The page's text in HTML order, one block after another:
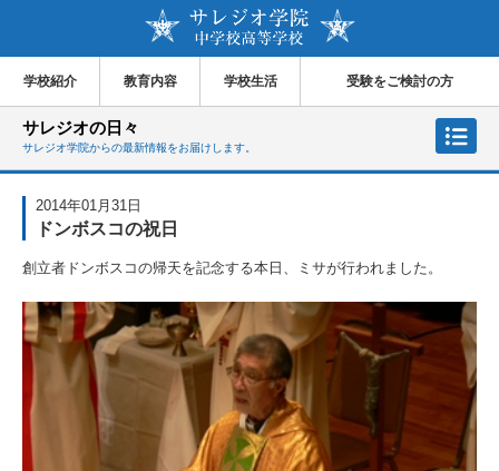
学校紹介 教育内容 学校生活 受験をご検討の方
サレジオの日々
サレジオ学院からの最新情報をお届けします。
2014年01月31日
ドンボスコの祝日
創立者ドンボスコの帰天を記念する本日、ミサが行われました。